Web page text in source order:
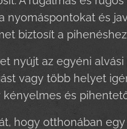
és
biztosít a
nyújt az egyéni
vagy több helyet
és
hogy otthonában